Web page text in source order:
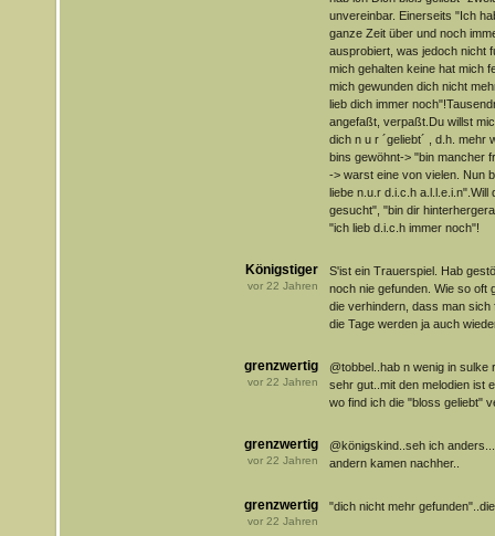
unvereinbar. Einerseits "Ich
ganze Zeit über und noch
ausprobiert, was jedoch nicht
mich gehalten keine hat mich
mich gewunden dich nicht
lieb dich immer
angefaßt, verpaßt.Du willst
dich n u r ´geliebt´ , d.h. mehr
bins gewöhnt-> "bin mancher
-> warst eine von vielen. Nun
liebe n.u.r d.i.c.h
gesucht", "bin dir
"ich lieb d.i.c.h immer noch"!
Königstiger
vor 22 Jahren
S'ist ein Trauerspiel. Hab
noch nie gefunden. Wie so oft
die verhindern, dass man sich
die Tage werden ja auch
grenzwertig
vor 22 Jahren
@tobbel..hab n wenig in
sehr gut..mit den melodien ist
wo find ich die "bloss geliebt"
grenzwertig
vor 22 Jahren
@königskind..seh ich
andern kamen nachher..
grenzwertig
vor 22 Jahren
"dich nicht mehr